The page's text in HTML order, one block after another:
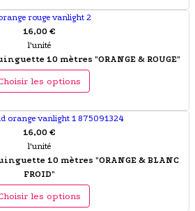
16,00 €
l'unité
10 mètres "ORANGE & ROUGE"
les options
16,00 €
l'unité
10 mètres "ORANGE & BLANC
FROID"
les options